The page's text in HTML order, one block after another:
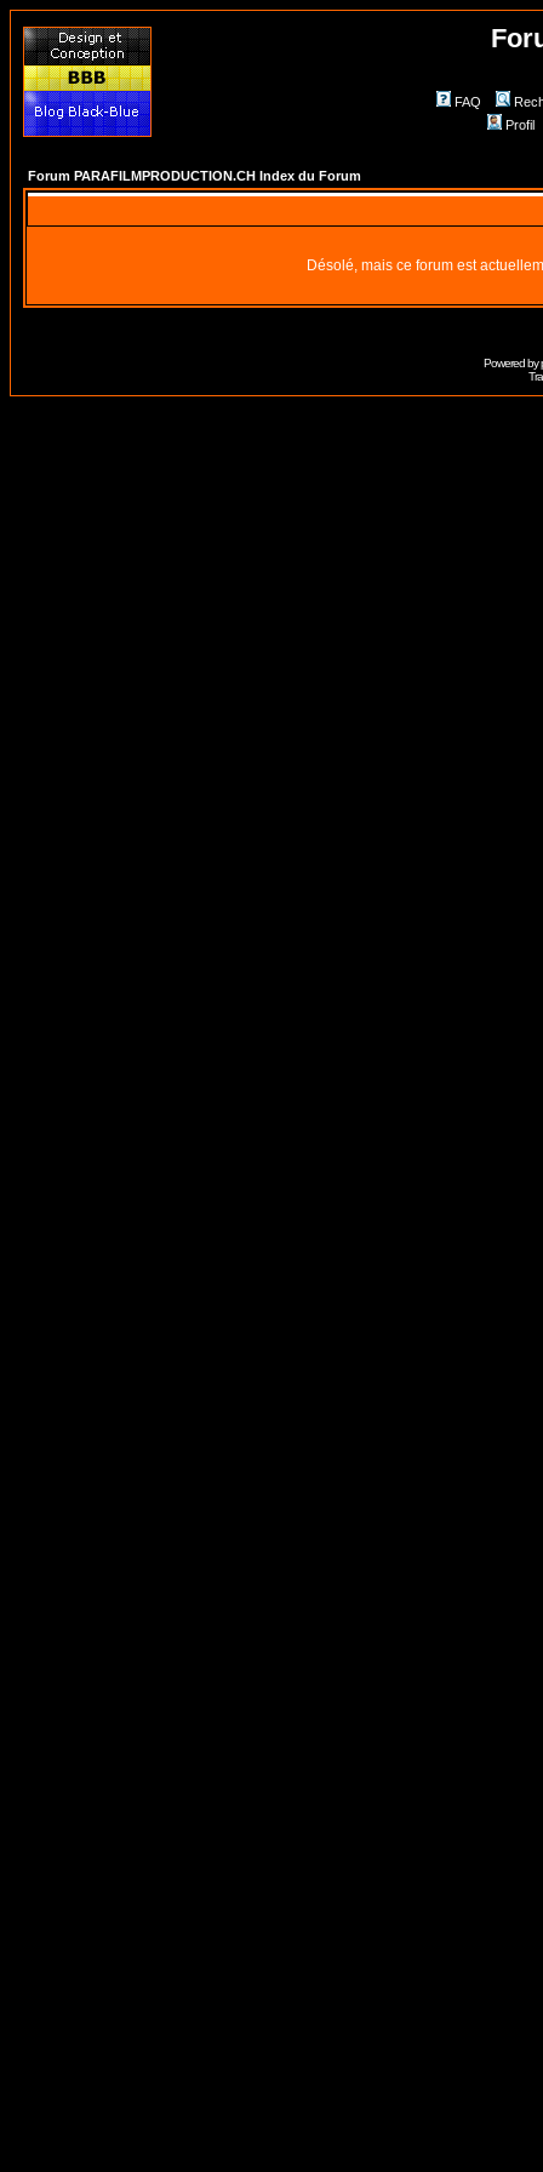
FAQ
Profil
Forum PARAFILMPRODUCTION.CH Index du Forum
Désolé, mais ce forum est
Powered by